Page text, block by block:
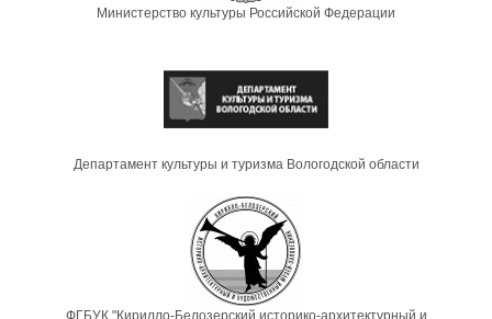
Министерство культуры Российской Федерации
Департамент культуры и туризма Вологодской области
ФГБУК "Кирилло-Белозерский историко-архитектурный и